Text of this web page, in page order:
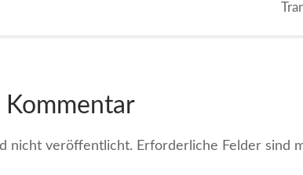
Kommentar
nicht veröffentlicht. Erforderliche Felder sind